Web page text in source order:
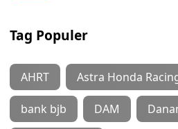
Tag Populer
AHRT Astra Honda
bank bjb DAM